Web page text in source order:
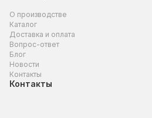
О производстве
Каталог
Доставка и оплата
Вопрос-ответ
Блог
Новости
Контакты
Контакты